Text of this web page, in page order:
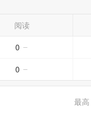
阅读
0
0
最高